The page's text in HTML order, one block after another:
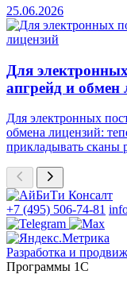
25.06.2026
Для
апгрейд и обмен
Для электронных
обмена лицензий:
прикладывать
+7 (495) 506-74-81
Разработка и
Программы 1С